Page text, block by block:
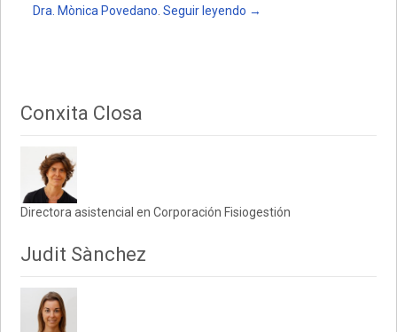
Dra. Mònica Povedano Seguir leyendo →
Conxita Closa
Directora asistencial en Corporación Fisiogestión
Judit Sànchez